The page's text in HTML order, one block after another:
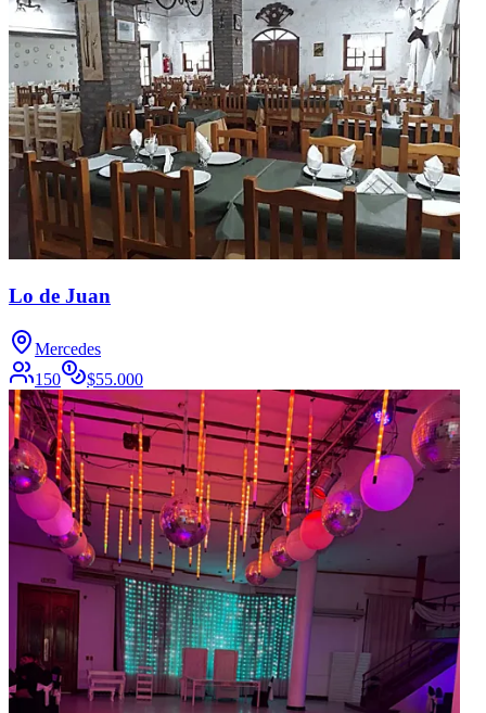
Lo de Juan
Mercedes
150
$55.000